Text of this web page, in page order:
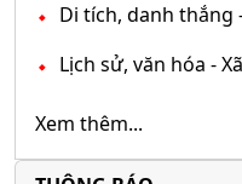
Di tích, danh thắng
Lịch sử, văn hóa -
Xem thêm...